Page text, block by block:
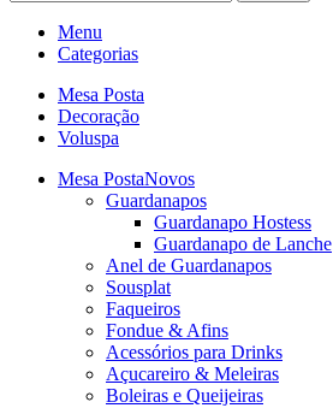
Menu
Categorias
Mesa Posta
Decoração
Voluspa
Mesa PostaNovos
Guardanapos
Guardanapo Hostess
Guardanapo de Lanche
Anel de Guardanapos
Sousplat
Faqueiros
Fondue & Afins
Acessórios para Drinks
Açucareiro & Meleiras
Boleiras e Queijeiras